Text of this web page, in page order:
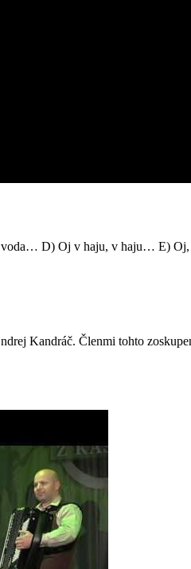
D) Oj v haju, v haju… E)
Kandráč. Členmi tohto